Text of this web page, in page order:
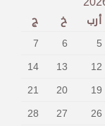
أرب خ
ج
5
6
7
12
13
14
19
20
21
26
27
28